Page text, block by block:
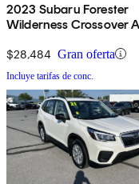
2023 Subaru Forester
Wilderness Crossover
$28,484 Gran oferta
Incluye tarifas de conc.